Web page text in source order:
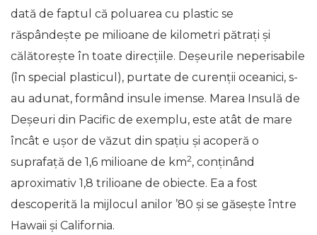
dată de faptul că poluarea cu plastic se
răspândește pe milioane de kilometri pătrați și
călătorește în toate direcțiile. Deșeurile neperisabile
(în special plasticul), purtate de curenții oceanici, s-
au adunat, formând insule imense. Marea Insulă de
Deșeuri din Pacific de exemplu, este atât de mare
încât e ușor de văzut din spațiu și acoperă o
suprafață de 1,6 milioane de km2, conținând
aproximativ 1,8 trilioane de obiecte. Ea a fost
descoperită la mijlocul anilor ’80 și se găsește între
Hawaii și California.